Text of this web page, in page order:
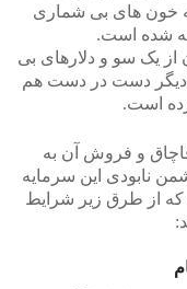
که خون های بی شماری
شده است.
از یک سو و دلارهای بی
دیگر دست در دست هم
زده است.
و فروش آن به
نابودی این سرمایه
از طرق زیر شرایط